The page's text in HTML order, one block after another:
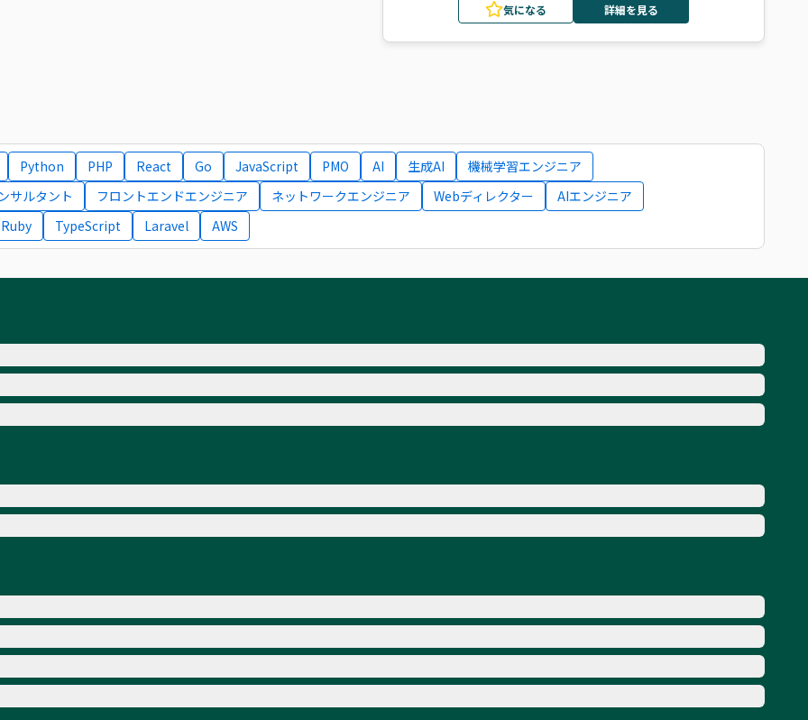
気になる 詳細を見る
Python PHP React Go JavaScript PMO AI 生成AI
機械学習エンジニア
サルタント
フロントエンドエンジニア ネットワークエンジニア Webディレクター
AIエンジニア
Ruby
TypeScript Laravel AWS